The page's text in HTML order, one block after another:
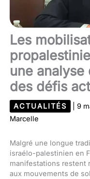
Les
une
des défis
ACTUALITÉS 9
Marcelle
Malgré une longue
israélo-palestinien en
manifestations restent
aux mouvements de